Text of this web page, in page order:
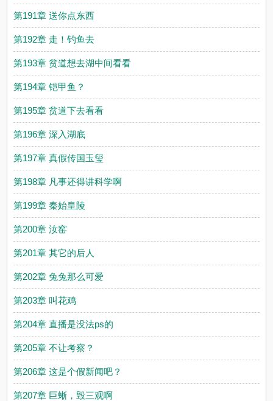
第191章 送你点东西
第192章 走！钓鱼去
第193章 贫道想去湖中间看看
第194章 铠甲鱼？
第195章 贫道下去看看
第196章 深入湖底
第197章 真假传国玉玺
第198章 凡事还得讲科学啊
第199章 秦始皇陵
第200章 汝窑
第201章 其它的后人
第202章 兔兔那么可爱
第203章 叫花鸡
第204章 直播是没法ps的
第205章 不让考察？
第206章 这是个假新闻吧？
第207章 巨蜥，毁三观啊